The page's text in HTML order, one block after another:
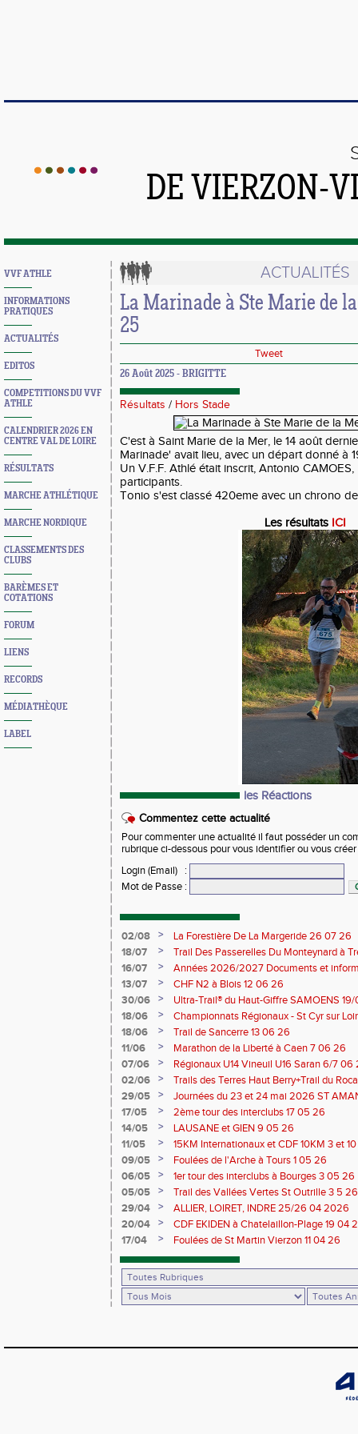
DE VIERZON-
VVF ATHLE
INFORMATIONS
PRATIQUES
ACTUALITÉS
EDITOS
COMPETITIONS DU VVF
ATHLE
CALENDRIER 2026 EN
CENTRE VAL DE LOIRE
RÉSULTATS
MARCHE ATHLÉTIQUE
MARCHE NORDIQUE
CLASSEMENTS DES
CLUBS
BARÈMES ET
COTATIONS
FORUM
LIENS
RECORDS
MÉDIATHÈQUE
LABEL
ACTUALITÉS
La Marinade à Ste Marie de
25
Tweet
26 Août 2025 - BRIGITTE
Résultats / Hors Stade
C'est à Saint Marie de la Mer, le 14 août
Marinade' avait lieu, avec un départ donné à
Un V.F.F. Athlé était inscrit, Antonio
participants.
Tonio s'est classé 420eme avec un chrono
Les résultats ICI
les Réactions
Commentez cette actualité
Pour commenter une actualité il faut posséder un
rubrique ci-dessous pour vous identifier ou vous
Login (Email)
:
Mot de Passe :
02/08 >
La Forestière De La Margeride 26 07 26
18/07
>
Trail Des Passerelles Du Monteynard à
16/07
>
Années 2026/2027 Documents et
13/07
>
CHF N2 à Blois 12 06 26
30/06
>
Ultra-Trail® du Haut-Giffre SAMOENS
18/06
>
Championnats Régionaux - St Cyr sur
Saran 13/14 06 26
18/06 >
Trail de Sancerre 13 06 26
11/06
>
Marathon de la Liberté à Caen 7 06 26
07/06
>
Régionaux U14 Vineuil U16 Saran 6/7 06
02/06
>
Trails des Terres Haut Berry+Trail du
du Berry 30/31 05 2026
29/05 >
Journées du 23 et 24 mai 2026 ST
17/05
>
2ème tour des interclubs 17 05 26
14/05
>
LAUSANE et GIEN 9 05 26
11/05
>
15KM Internationaux et CDF 10KM 3 et
09/05
>
Foulées de l'Arche à Tours 1 05 26
06/05
>
1er tour des interclubs à Bourges 3 05 26
05/05
>
Trail des Vallées Vertes St Outrille 3 5 26
29/04
>
ALLIER, LOIRET, INDRE 25/26 04 2026
20/04
>
CDF EKIDEN à Chatelaillon-Plage 19 04
17/04
> Foulées de St Martin Vierzon 11 04 26